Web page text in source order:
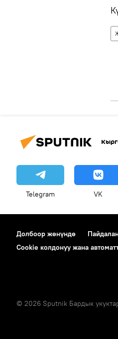
Telegram VK
Долбоор жөнүндө
Cookie колдонуу жана
© 2026 Sputnik Бардык